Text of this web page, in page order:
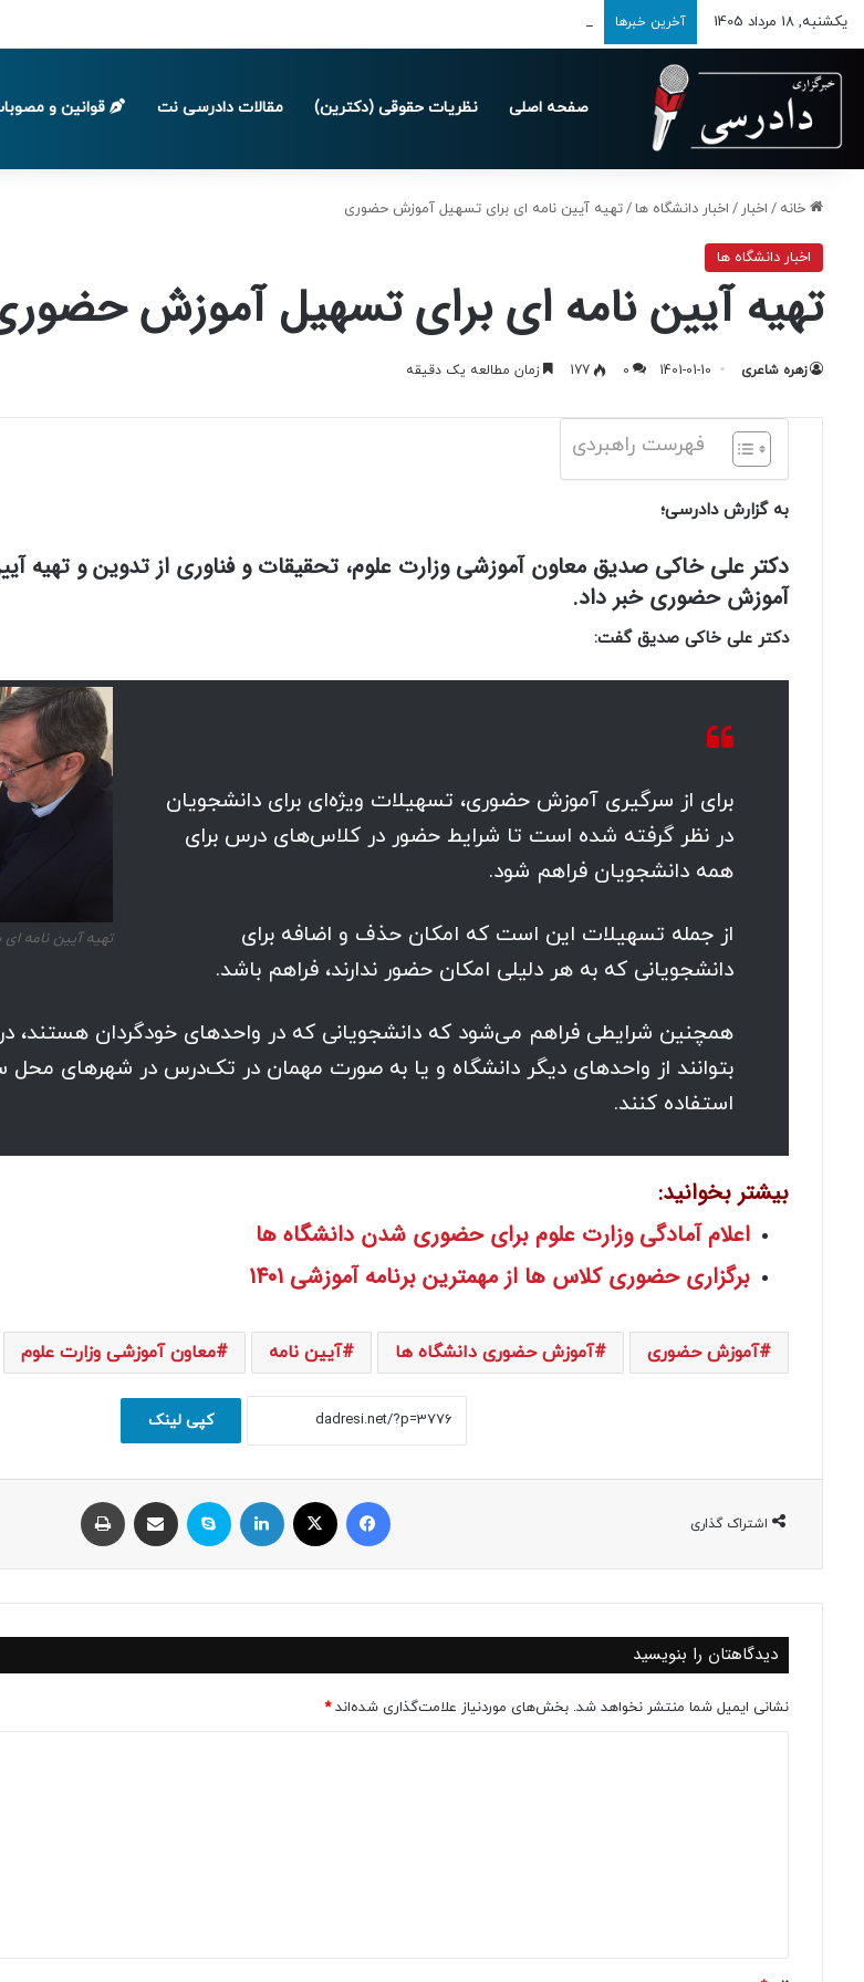
یکشنبه, 18 مرداد 1405 آخرین خبرها تمدید مهلت ارسال اظهارنامه‌های مالیاتی تا پایان تابستان 1405
صفحه اصلی نظریات حقوقی (دکترین) مقالات دادرسی نت قوانین و
خانه / اخبار / اخبار دانشگاه ها /تهیه آیین نامه ای برای تسهیل آموزش حضوری
اخبار دانشگاه ها
تهیه آیین نامه ای برای تسهیل آموزش
زهره شاعری 1401-01-10
0
177 زمان مطالعه یک دقیقه
فهرست راهبردی
به گزارش دادرسی؛
دکتر علی خاکی صدیق معاون آموزشی وزارت علوم، تحقیقات و فناوری از تدوین و تهیه
آموزش حضوری خبر داد.
دکتر علی خاکی صدیق گفت:
تهیه آیین نامه
برای از سرگیری آموزش حضوری، تسهیلات ویژه‌ای برای دانشجویان
در نظر گرفته شده است تا شرایط حضور در کلاس‌های درس برای
همه دانشجویان فراهم شود.
از جمله تسهیلات این است که امکان حذف و اضافه برای
دانشجویانی که به هر دلیلی امکان حضور ندارند، فراهم باشد.
همچنین شرایطی فراهم می‌شود که دانشجویانی که در واحدهای خودگردان هستند،
بتوانند از واحدهای دیگر دانشگاه و یا به صورت مهمان در تک‌درس در شهرهای
استفاده کنند.
بیشتر بخوانید:
اعلام آمادگی وزارت علوم برای حضوری شدن دانشگاه ها
برگزاری حضوری کلاس‌ ها از مهمترین برنامه آموزشی 1401
آموزش حضوری آموزش حضوری دانشگاه ها آیین نامه معاون آموزشی وزارت علوم
کپی لینک
اشتراک گذاری
فیسبوک ایکس لینکداین اسکایپ اشتراک با ایمیل
دیدگاهتان را بنویسید
نشانی ایمیل شما منتشر نخواهد شد. بخش‌های موردنیاز علامت‌گذاری شده‌اند*